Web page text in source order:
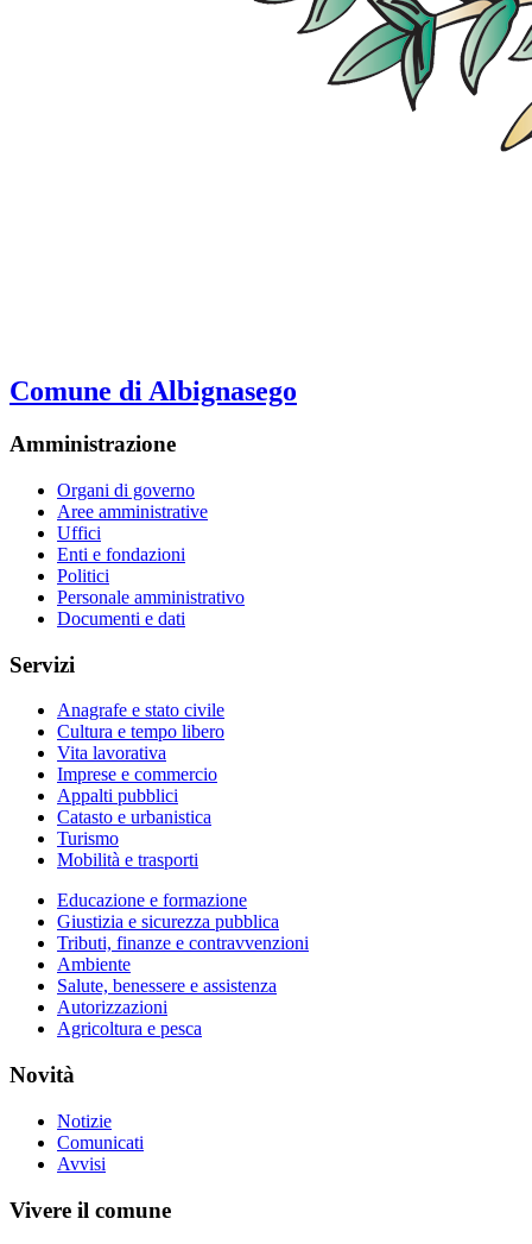
Comune di Albignasego
Amministrazione
Organi di governo
Aree amministrative
Uffici
Enti e fondazioni
Politici
Personale amministrativo
Documenti e dati
Servizi
Anagrafe e stato civile
Cultura e tempo libero
Vita lavorativa
Imprese e commercio
Appalti pubblici
Catasto e urbanistica
Turismo
Mobilità e trasporti
Educazione e formazione
Giustizia e sicurezza pubblica
Tributi, finanze e contravvenzioni
Ambiente
Salute, benessere e assistenza
Autorizzazioni
Agricoltura e pesca
Novità
Notizie
Comunicati
Avvisi
Vivere il comune